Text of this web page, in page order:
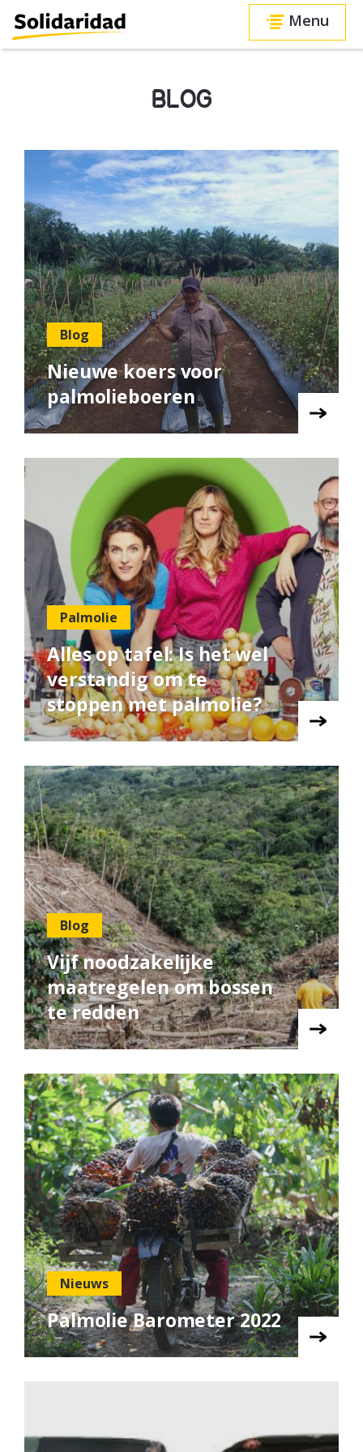
Menu
BLOG
Blog
Nieuwe koers voor
palmolieboeren
Palmolie
Alles op tafel: Is het wel
verstandig om te
stoppen met palmolie?
Blog
Vijf noodzakelijke
maatregelen om bossen
te redden
Nieuws
Palmolie Barometer 2022